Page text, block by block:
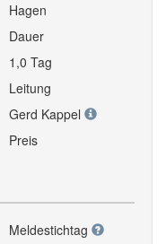
Hagen
Dauer
1,0 Tag
Leitung
Gerd Kappel
Preis
Meldestichtag